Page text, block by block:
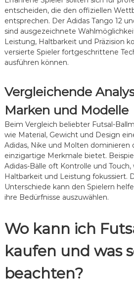
entscheiden, die den offiziellen
entsprechen. Der Adidas Tango 12
sind ausgezeichnete
Leistung, Haltbarkeit und Präzision
versierte Spieler fortgeschrittene
ausführen können.
Vergleichende
Marken und Modelle
Beim Vergleich beliebter Futsal-
wie Material, Gewicht und Design
Adidas, Nike und Molten dominieren
einzigartige Merkmale bietet.
Adidas-Bälle oft Kontrolle und
Haltbarkeit und Leistung fokussiert.
Unterschiede kann den Spielern
ihre Bedürfnisse auszuwählen.
Wo kann ich
kaufen und was
beachten?